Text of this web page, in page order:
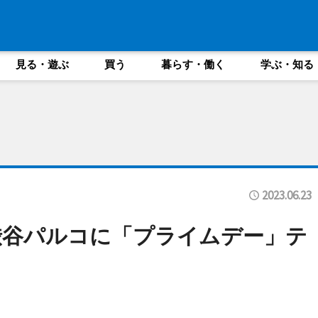
見る・遊ぶ 買う 暮らす・働く 学ぶ・知る
2023.06.23
パルコに「プライムデー」テ